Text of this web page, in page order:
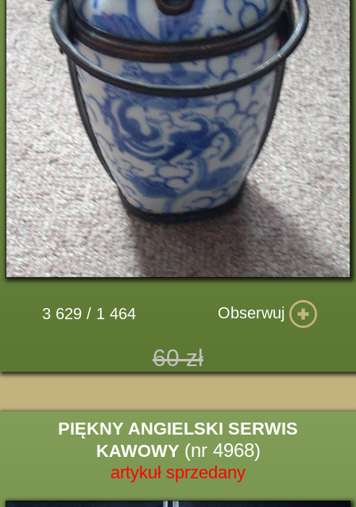
3 629 / 1 464 Obserwuj
60 zł
PIĘKNY ANGIELSKI SERWIS
KAWOWY (nr 4968)
artykuł sprzedany